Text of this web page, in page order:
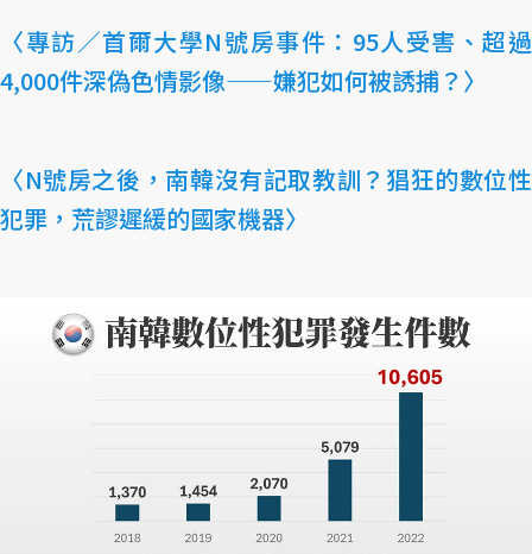
〈專訪／首爾大學N號房事件：95人受害、超過
4,000件深偽色情影像——嫌犯如何被誘捕？〉
〈N號房之後，南韓沒有記取教訓？猖狂的數位性
犯罪，荒謬遲緩的國家機器〉